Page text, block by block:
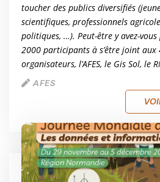
toucher des publics diversifiés
scientifiques, professionnels
politiques, …). Peut-être y avez-
2000 participants à s’être joint aux
organisateurs, l’AFES, le Gis Sol, le
AFES